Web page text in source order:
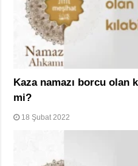
Kaza namazı borcu olan
mi?
18 Şubat 2022